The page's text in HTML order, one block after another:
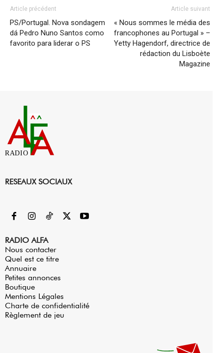
Article précédent
PS/Portugal. Nova sondagem
dá Pedro Nuno Santos como
favorito para liderar o PS
Article suivant
« Nous sommes le média des
francophones au Portugal » –
Yetty Hagendorf, directrice de
rédaction du Lisboète
Magazine
RADIO
RESEAUX SOCIAUX
RADIO ALFA
Nous contacter
Quel est ce titre
Annuaire
Petites annonces
Boutique
Mentions Légales
Charte de confidentialité
Règlement de jeu